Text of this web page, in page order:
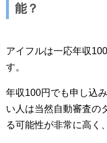
能？
アイフルは一応年収
す。
年収100円でも申し込
い人は当然自動審査の
る可能性が非常に高く